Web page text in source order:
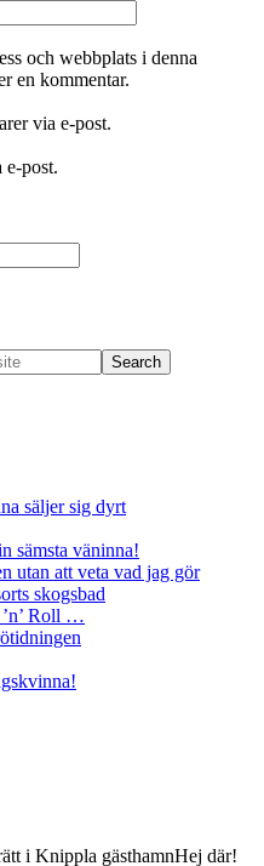
och webbplats i denna
en kommentar.
via e-post.
post.
säljer sig dyrt
sämsta väninna!
utan att veta vad jag gör
skogsbad
’n’ Roll …
Hej där!